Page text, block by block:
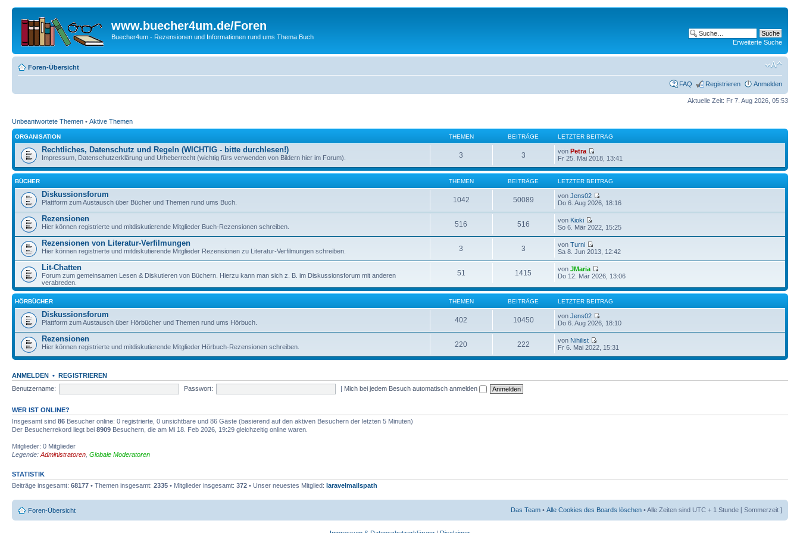
www.buecher4um.de/Foren
Buecher4um - Rezensionen und Informationen rund ums Thema Buch
Erweiterte Suche
Foren-Übersicht
FAQ Registrieren Anmelden
Aktuelle Zeit: Fr 7. Aug 2026, 05:53
Unbeantwortete Themen • Aktive Themen
ORGANISATION THEMEN BEITRÄGE LETZTER BEITRAG
Rechtliches, Datenschutz und Regeln (WICHTIG - bitte durchlesen!)
Impressum, Datenschutzerklärung und Urheberrecht (wichtig fürs verwenden von Bildern hier im Forum). 3 3 vonPetra
Fr 25. Mai 2018, 13:41
BÜCHER THEMEN BEITRÄGE LETZTER BEITRAG
Diskussionsforum
Plattform zum Austausch über Bücher und Themen rund ums Buch. 1042 50089 vonJens02
Do 6. Aug 2026, 18:16
Rezensionen
Hier können registrierte und mitdiskutierende Mitglieder Buch-Rezensionen schreiben. 516 516 von Kioki
So 6. Mär 2022, 15:25
Rezensionen von Literatur-Verfilmungen
Hier können registrierte und mitdiskutierende Mitglieder Rezensionen zu Literatur-Verfilmungen schreiben. 3 3 vonTurni
Sa 8. Jun 2013, 12:42
Lit-Chatten
Forum zum gemeinsamen Lesen & Diskutieren von Büchern. Hierzu kann man sich z. B. im Diskussionsforum mit anderen
verabreden.
51 1415 vonJMaria
Do 12. Mär 2026, 13:06
HÖRBÜCHER THEMEN BEITRÄGE LETZTER BEITRAG
Diskussionsforum
Plattform zum Austausch über Hörbücher und Themen rund ums Hörbuch. 402 10450 vonJens02
Do 6. Aug 2026, 18:10
Rezensionen
Hier können registrierte und mitdiskutierende Mitglieder Hörbuch-Rezensionen schreiben. 220 222 von Nihilist
Fr 6. Mai 2022, 15:31
ANMELDEN • REGISTRIEREN
Benutzername:
Passwort: | Mich bei jedem Besuch automatisch anmelden
WER IST ONLINE?
Insgesamt sind 86 Besucher online: 0 registrierte, 0 unsichtbare und 86 Gäste (basierend auf den aktiven Besuchern der letzten 5 Minuten)
Der Besucherrekord liegt bei 8909 Besuchern, die am Mi 18. Feb 2026, 19:29 gleichzeitig online waren.
Mitglieder: 0 Mitglieder
Legende: Administratoren Globale Moderatoren
STATISTIK
Beiträge insgesamt: 68177 • Themen insgesamt: 2335 • Mitglieder insgesamt: 372 • Unser neuestes Mitglied: laravelmailspath
Foren-Übersicht Das Team • Alle Cookies des Boards löschen • Alle Zeiten sind UTC + 1 Stunde [ Sommerzeit ]